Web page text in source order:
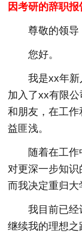
因考研的辞职报
尊敬的领导
您好。
我是xx年
加入了xx有限
和朋友，在工
益匪浅。
随着在工
对更深一步知
而我决定重归大
我目前已经
继续我的理想之